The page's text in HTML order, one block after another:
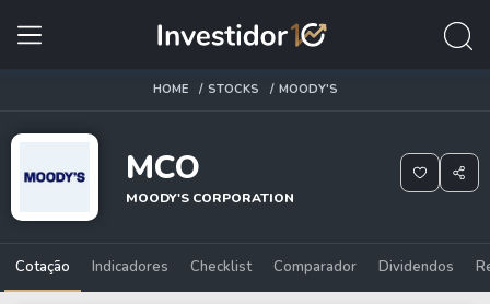
HOME STOCKS MOODY'S
MCO
MOODY'S CORPORATION
Cotação Indicadores Checklist Comparador Dividendos